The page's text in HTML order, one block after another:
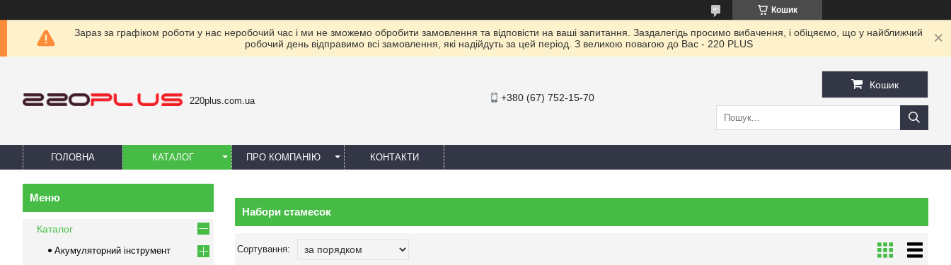
Кошик
Зараз за графіком роботи у нас неробочий час і ми не зможемо обробити замовлення та відповісти на ваші запитання. Заздалегідь просимо вибачення, і обіцяємо, що у найближчий
робочий день відправимо всі замовлення, які надійдуть за цей період. З великою повагою до Ваc - 220 PLUS
220plus.com.ua +380 (67) 752-15-70
Кошик
ГОЛОВНА КАТАЛОГ ПРО КОМПАНІЮ КОНТАКТИ
Набори стамесок
Каталог
Акумуляторний інструмент